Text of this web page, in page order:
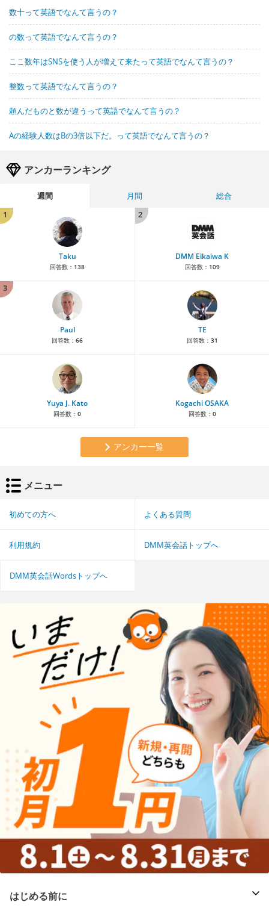
数十って英語でなんて言うの？
の数って英語でなんて言うの？
ここ数年はSNSを使う人が増えて来たって英語でなんて言うの？
整数って英語でなんて言うの？
頼んだものと数が違うって英語でなんて言うの？
Aの経験人数はBの3倍以下だ。って英語でなんて言うの？
アンカーランキング
週間 月間
総合
1
Taku
回答数： 138
2
DMM Eikaiwa K
回答数： 109
3
Paul
回答数： 66
TE
回答数： 31
Yuya J. Kato
回答数： 0
Kogachi OSAKA
回答数： 0
アンカー一覧
メニュー
初めての方へ よくある質問
利用規約 DMM英会話トップへ
DMM英会話Wordsトップへ
はじめる前に